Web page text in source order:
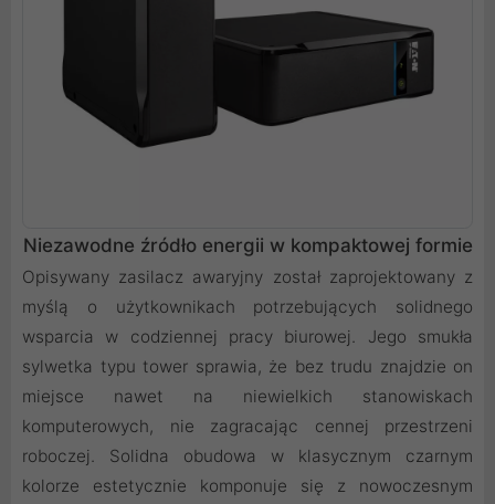
Niezawodne źródło energii w kompaktowej formie
Opisywany zasilacz awaryjny został zaprojektowany z
myślą o użytkownikach potrzebujących solidnego
wsparcia w codziennej pracy biurowej. Jego smukła
sylwetka typu tower sprawia, że bez trudu znajdzie on
miejsce nawet na niewielkich stanowiskach
komputerowych, nie zagracając cennej przestrzeni
roboczej. Solidna obudowa w klasycznym czarnym
kolorze estetycznie komponuje się z nowoczesnym